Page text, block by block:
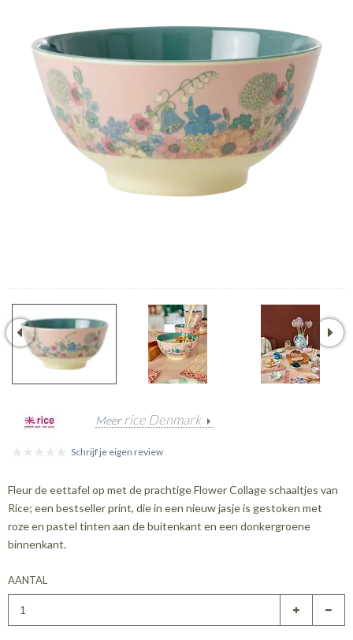
Meerrice Denmark
Schrijf je eigen review
Fleur de eettafel op met de prachtige Flower Collage schaaltjes van
Rice; een bestseller print, die in een nieuw jasje is gestoken met
roze en pastel tinten aan de buitenkant en een donkergroene
binnenkant.
AANTAL